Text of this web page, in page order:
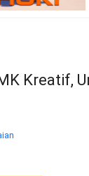
Kreatif,